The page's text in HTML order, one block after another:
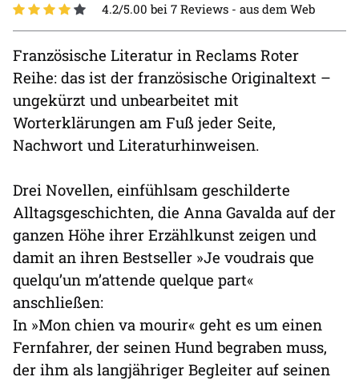
4.2/5.00 bei 7 Reviews - aus dem Web
Französische Literatur in Reclams Roter
Reihe: das ist der französische Originaltext –
ungekürzt und unbearbeitet mit
Worterklärungen am Fuß jeder Seite,
Nachwort und Literaturhinweisen.
Drei Novellen, einfühlsam geschilderte
Alltagsgeschichten, die Anna Gavalda auf der
ganzen Höhe ihrer Erzählkunst zeigen und
damit an ihren Bestseller »Je voudrais que
quelqu’un m’attende quelque part«
anschließen:
In »Mon chien va mourir« geht es um einen
Fernfahrer, der seinen Hund begraben muss,
der ihm als langjähriger Begleiter auf seinen